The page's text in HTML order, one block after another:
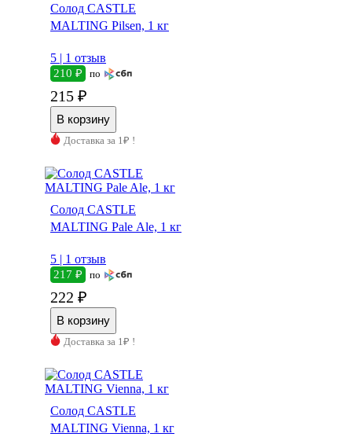
Солод CASTLE
MALTING Pilsen, 1 кг
5 | 1 отзыв
210 ₽ по
215 ₽
Доставка за 1₽ !
Солод CASTLE
MALTING Pale Ale, 1 кг
5 | 1 отзыв
217 ₽ по
222 ₽
Доставка за 1₽ !
Солод CASTLE
MALTING Vienna, 1 кг